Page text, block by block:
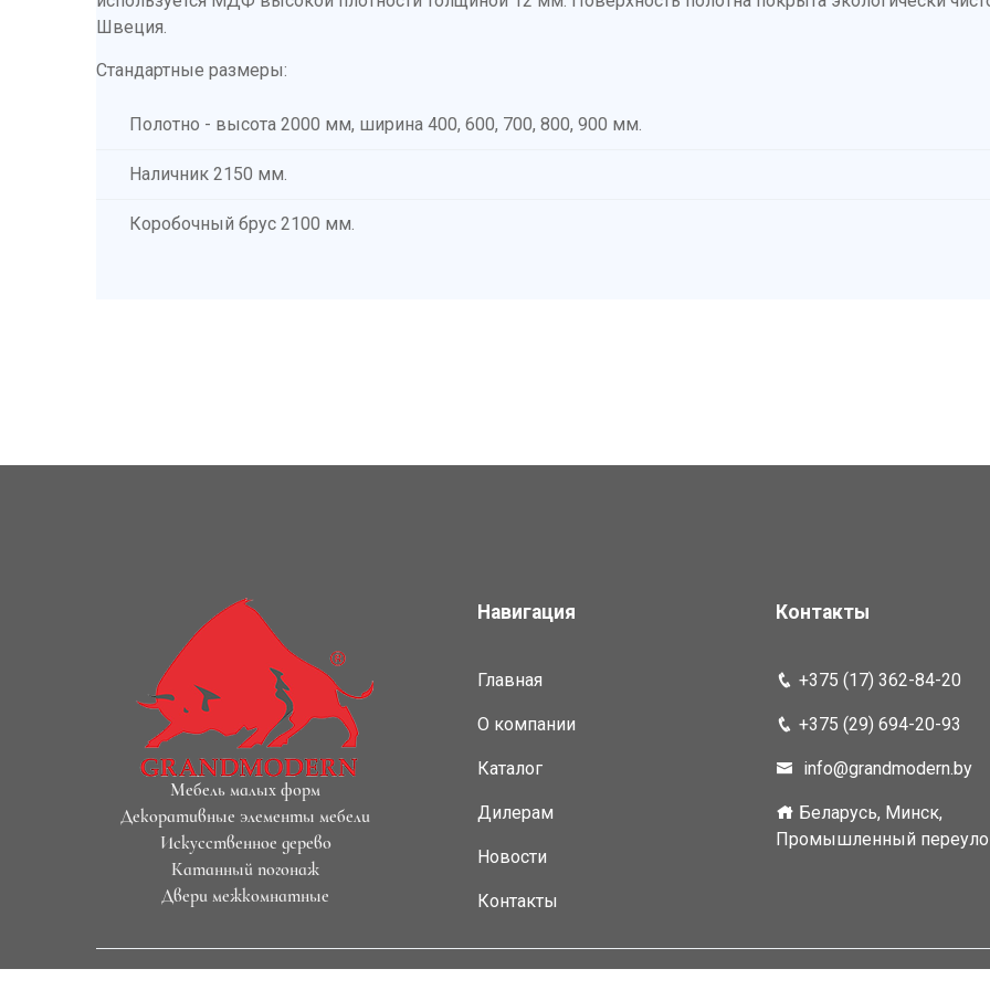
Швеция.
Стандартные размеры:
Полотно - высота 2000 мм, ширина 400, 600, 700, 800, 900 мм.
Наличник 2150 мм.
Коробочный брус 2100 мм.
Мебель малых форм
Декоративные элементы мебели
Искусственное дерево
Катанный погонаж
Двери межкомнатные
Навигация
Главная
О компании
Каталог
Дилерам
Новости
Контакты
Контакты
+375 (17) 362-84-20
+375 (29) 694-20-93
info@grandmodern.by
Беларусь, Минск,
Промышленный